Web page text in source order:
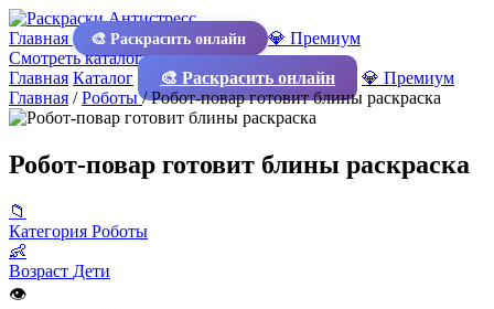
Главная 🎨 Раскрасить онлайн
💎 Премиум
Смотреть каталог
Главная Каталог 🎨 Раскрасить онлайн
💎 Премиум
Главная /Роботы/Робот-повар готовит блины раскраска
Робот-повар готовит блины раскраска
📁
Категория Роботы
👶
Возраст Дети
👁